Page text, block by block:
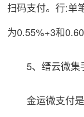
扫码支付。行:单
为0.55%+3和
5、缙云微集
金运微支付是